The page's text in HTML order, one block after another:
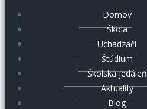
Domov
Škola
Uchádzači
Štúdium
Školská jedáleň
Aktuality
Blog